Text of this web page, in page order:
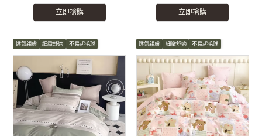
立即搶購 立即搶購
透氣親膚 細緻舒適 不易起毛球 透氣親膚 細緻舒適 不易起毛球